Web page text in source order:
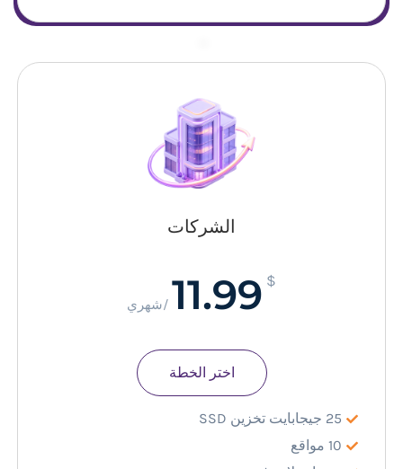
الشركات
$
11.99 /شهري
25 جيجابايت تخزين SSD
10 مواقع
اختر الخطة